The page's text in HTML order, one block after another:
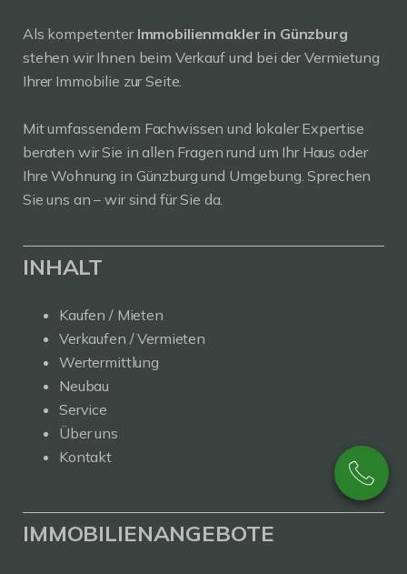
Als kompetenter Immobilienmakler in Günzburg
stehen wir Ihnen beim Verkauf und bei der Vermietung
Ihrer Immobilie zur Seite.
Mit umfassendem Fachwissen und lokaler Expertise
beraten wir Sie in allen Fragen rund um Ihr Haus oder
Ihre Wohnung in Günzburg und Umgebung. Sprechen
Sie uns an – wir sind für Sie da.
INHALT
Kaufen / Mieten
Verkaufen / Vermieten
Wertermittlung
Neubau
Service
Über uns
Kontakt
IMMOBILIENANGEBOTE